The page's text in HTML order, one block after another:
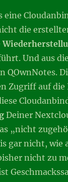
eine
die
Und aus
QOwnNotes.
Zugriff auf die
Deiner
„nicht
gar nicht, wie
nicht zu